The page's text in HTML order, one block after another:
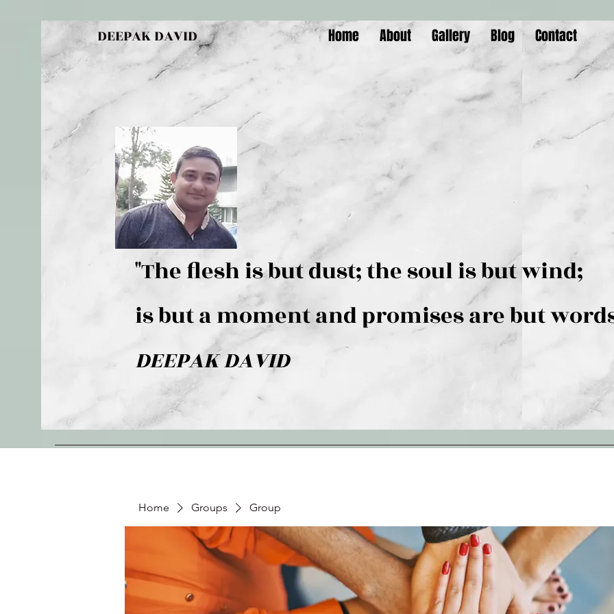
DEEPAK DAVID Home About Gallery Blog Contact
"The flesh is but dust; the
is but a moment and promises are but
DEEPAK DAVID
Home Groups Group